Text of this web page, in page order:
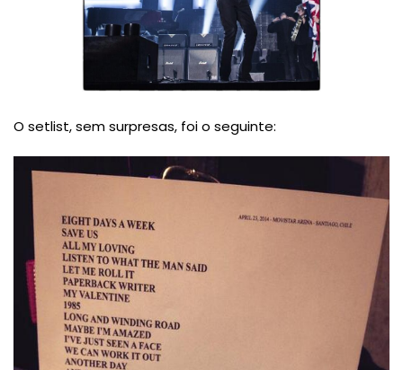
O setlist, sem surpresas, foi o seguinte: